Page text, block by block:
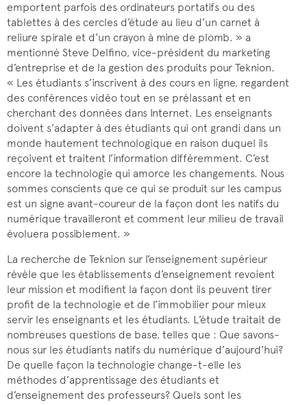
emportent parfois des ordinateurs portatifs ou des
tablettes à des cercles d’étude au lieu d’un carnet à
reliure spirale et d’un crayon à mine de plomb. » a
mentionné Steve Delfino, vice-président du marketing
d’entreprise et de la gestion des produits pour Teknion.
« Les étudiants s’inscrivent à des cours en ligne, regardent
des conférences vidéo tout en se prélassant et en
cherchant des données dans Internet. Les enseignants
doivent s’adapter à des étudiants qui ont grandi dans un
monde hautement technologique en raison duquel ils
reçoivent et traitent l’information différemment. C’est
encore la technologie qui amorce les changements. Nous
sommes conscients que ce qui se produit sur les campus
est un signe avant-coureur de la façon dont les natifs du
numérique travailleront et comment leur milieu de travail
évoluera possiblement. »
La recherche de Teknion sur l’enseignement supérieur
révèle que les établissements d’enseignement revoient
leur mission et modifient la façon dont ils peuvent tirer
profit de la technologie et de l’immobilier pour mieux
servir les enseignants et les étudiants. L’étude traitait de
nombreuses questions de base, telles que : Que savons-
nous sur les étudiants natifs du numérique d’aujourd’hui?
De quelle façon la technologie change-t-elle les
méthodes d’apprentissage des étudiants et
d’enseignement des professeurs? Quels sont les